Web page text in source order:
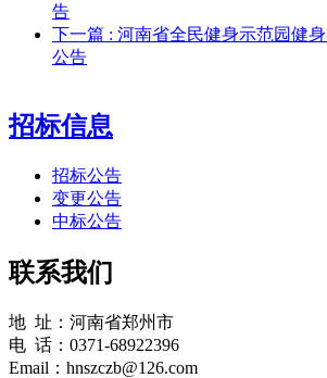
告
下一篇 : 河南省全民健身示范园健
公告
招标信息
招标公告
变更公告
中标公告
联系我们
地 址：河南省郑州市
电 话：0371-68922396
Email：hnszczb@126.com